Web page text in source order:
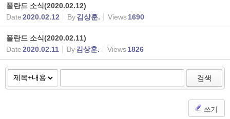
폴란드 소식(2020.02.12)
Date2020.02.12 By김상훈. Views1690
폴란드 소식(2020.02.11)
Date2020.02.11 By김상훈. Views1826
검색
쓰기